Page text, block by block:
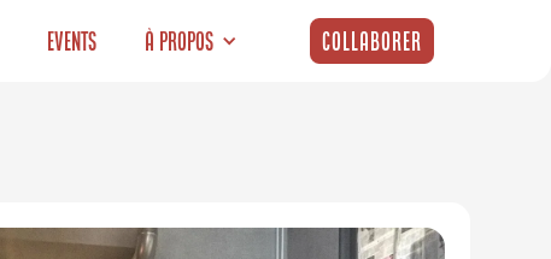
Events À propos Collaborer